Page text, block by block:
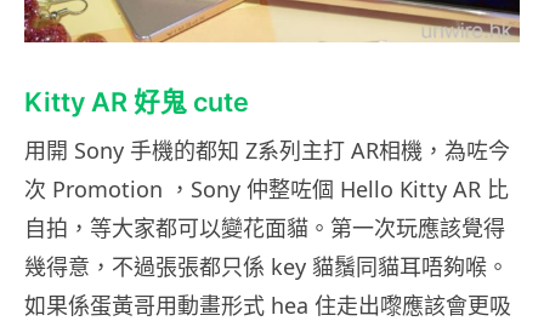
Kitty AR 好鬼 cute
用開 Sony 手機的都知 Z系列主打 AR相機，為咗今
次 Promotion ，Sony 仲整咗個 Hello Kitty AR 比
自拍，等大家都可以變花面貓。第一次玩應該覺得
幾得意，不過張張都只係 key 貓鬚同貓耳唔夠喉。
如果係蛋黃哥用動畫形式 hea 住走出嚟應該會更吸